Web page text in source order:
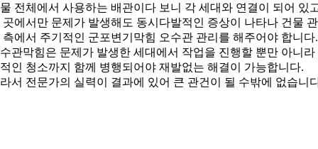
전체에서 사용하는 배관이다 보니 각 세대와 연결이 되어 있
곳에서만 문제가 발생해도 동시다발적인 증상이 나타나 건물
측에서 주기적인 군포변기막힘 오수관 관리를 해주어야 합니다.
관막힘은 문제가 발생한 세대에서 작업을 진행할 뿐만 아니라
인 청소까지 함께 병행되어야 재발없는 해결이 가능합니다.
서 전문가의 실력이 결과에 있어 큰 관건이 될 수밖에 없습니